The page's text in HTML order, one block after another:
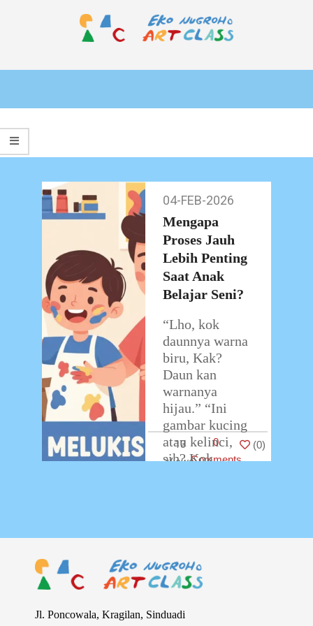
ART
CLASS
Primary
Menu
Feb-
2026
04-FEB-2026
Mengapa
Proses Jauh
Lebih Penting
Saat Anak
Belajar Seni?
“Lho, kok
daunnya warna
biru, Kak?
Daun kan
warnanya
hijau.” “Ini
gambar kucing
atau kelinci,
sih? Kok
temanmu, rapi
ya
13
0
Comments
(0)
Jl. Poncowala, Kragilan, Sinduadi